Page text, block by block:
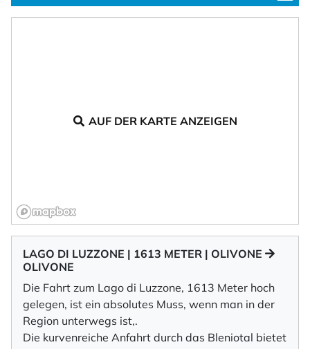
AUF DER KARTE ANZEIGEN
LAGO DI LUZZONE | 1613 METER | OLIVONE
OLIVONE
Die Fahrt zum Lago di Luzzone, 1613 Meter hoch
gelegen, ist ein absolutes Muss, wenn man in der
Region unterwegs ist,.
Die kurvenreiche Anfahrt durch das Bleniotal bietet